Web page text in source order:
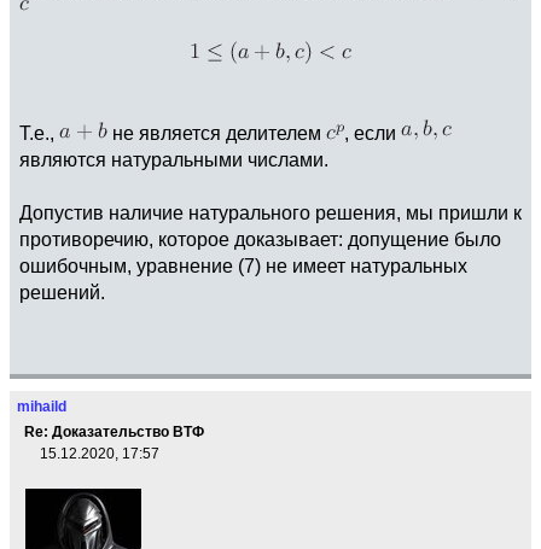
Т.е., не является делителем
, если
являются натуральными числами.
Допустив наличие натурального решения, мы пришли к
противоречию, которое доказывает: допущение было
ошибочным, уравнение (7) не имеет натуральных
решений.
mihaild
Re: Доказательство ВТФ
15.12.2020, 17:57